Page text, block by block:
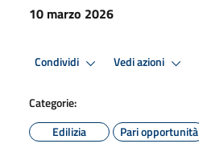
10 marzo 2026
Condividi Vedi azioni
Categorie:
Edilizia
Pari opportunità